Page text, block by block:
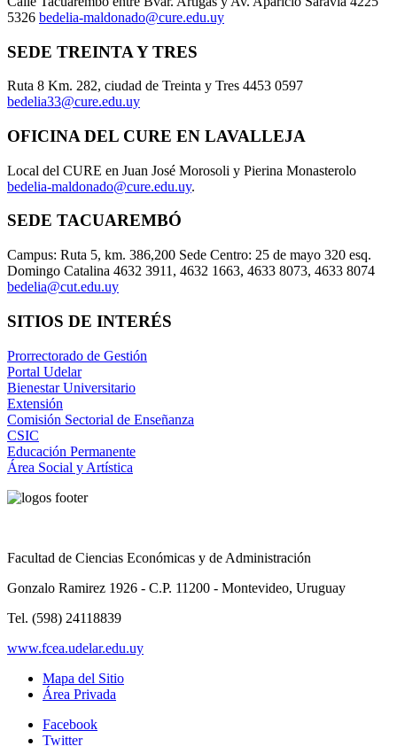
5326 bedelia-maldonado@cure.edu.uy
SEDE TREINTA Y TRES
Ruta 8 Km. 282, ciudad de Treinta y Tres 4453 0597
bedelia33@cure.edu.uy
OFICINA DEL CURE EN LAVALLEJA
Local del CURE en Juan José Morosoli y Pierina Monasterolo
bedelia-maldonado@cure.edu.uy.
SEDE TACUAREMBÓ
Campus: Ruta 5, km. 386,200 Sede Centro: 25 de mayo 320 esq.
Domingo Catalina 4632 3911, 4632 1663, 4633 8073, 4633 8074
bedelia@cut.edu.uy
SITIOS DE INTERÉS
Prorrectorado de Gestión
Portal Udelar
Bienestar Universitario
Extensión
Comisión Sectorial de Enseñanza
CSIC
Educación Permanente
Área Social y Artística
Facultad de Ciencias Económicas y de Administración
Gonzalo Ramirez 1926 - C.P. 11200 - Montevideo, Uruguay
Tel. (598) 24118839
www.fcea.udelar.edu.uy
Mapa del Sitio
Área Privada
Facebook
Twitter